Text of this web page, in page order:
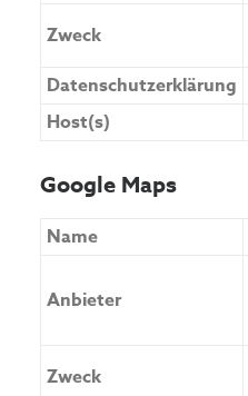
Zweck
Datenschutzerklärung
Host(s)
Google Maps
Name
Anbieter
Zweck